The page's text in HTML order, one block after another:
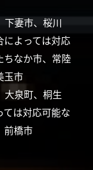
妻市、桜川
よっては対応
ちなか市、常陸
玉市
泉町、桐生
は対応可能な
前橋市